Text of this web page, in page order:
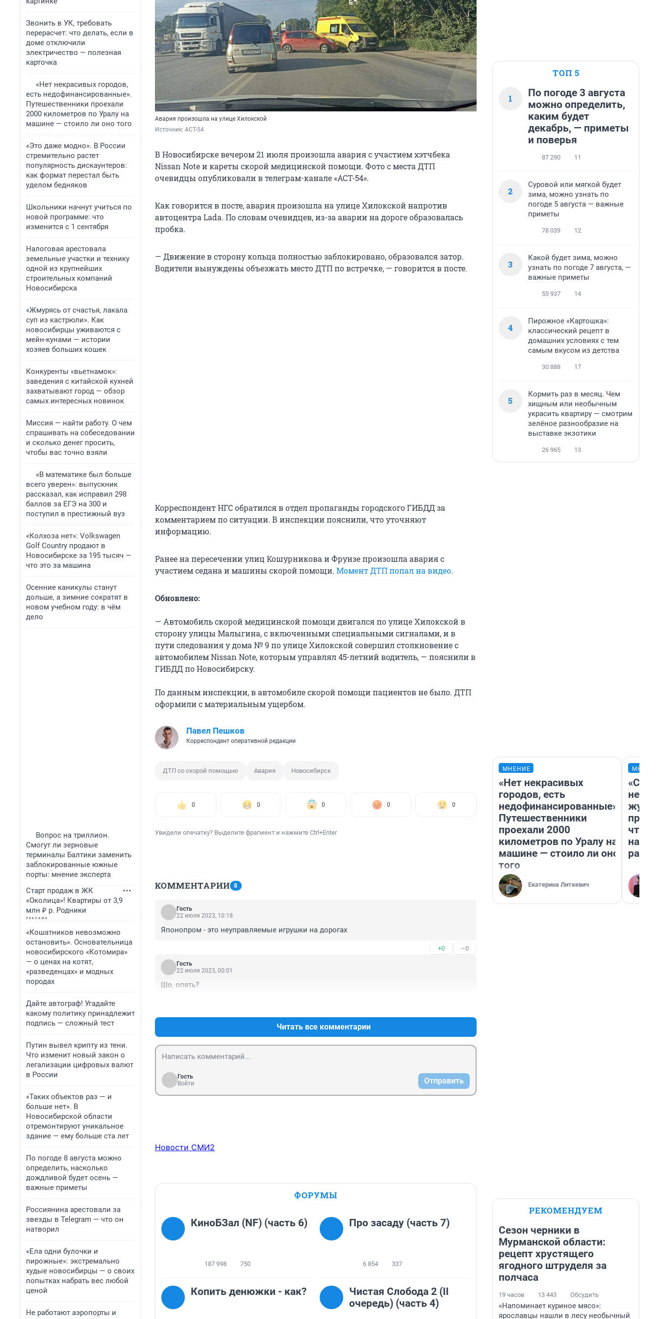
Звонить в УК, требовать
перерасчет: что делать, если в
доме отключили
электричество — полезная
карточка
«Нет некрасивых городов,
есть недофинансированные».
Путешественники проехали
2000 километров по Уралу на
машине — стоило ли оно того
«Это даже модно». В России
стремительно растет
популярность дискаунтеров:
как формат перестал быть
уделом бедняков
Школьники начнут учиться по
новой программе: что
изменится с 1 сентября
Налоговая арестовала
земельные участки и технику
одной из крупнейших
строительных компаний
Новосибирска
«Жмурясь от счастья, лакала
суп из кастрюли». Как
новосибирцы уживаются с
мейн-кунами — истории
хозяев больших кошек
Конкуренты «вьетнамок»:
заведения с китайской кухней
захватывают город — обзор
самых интересных новинок
Миссия — найти работу. О чем
спрашивать на собеседовании
и сколько денег просить,
чтобы вас точно взяли
«В математике был больше
всего уверен»: выпускник
рассказал, как исправил 298
баллов за ЕГЭ на 300 и
поступил в престижный вуз
«Колхоза нет»: Volkswagen
Golf Сountry продают в
Новосибирске за 195 тысяч —
что это за машина
Осенние каникулы станут
дольше, а зимние сократят в
новом учебном году: в чём
дело
Вопрос на триллион.
Смогут ли зерновые
терминалы Балтики заменить
заблокированные южные
порты: мнение эксперта
Старт продаж в ЖК
«Околица»! Квартиры от 3,9
млн ₽ р. Родники
«Кошатников невозможно
остановить». Основательница
новосибирского «Котомира»
— о ценах на котят,
«разведенцах» и модных
породах
Дайте автограф! Угадайте
какому политику принадлежит
подпись — сложный тест
Путин вывел крипту из тени.
Что изменит новый закон о
легализации цифровых валют
в России
«Таких объектов раз — и
больше нет». В
Новосибирской области
отремонтируют уникальное
здание — ему больше ста лет
По погоде 8 августа можно
определить, насколько
дождливой будет осень —
важные приметы
Россиянина арестовали за
звезды в Telegram — что он
натворил
«Ела одни булочки и
пирожные»: экстремально
худые новосибирцы — о своих
попытках набрать вес любой
ценой
Не работают аэропорты и
Авария произошла на улице Хилокской
Источник: АСТ-54
В Новосибирске вечером 21 июля произошла авария с участием хэтчбека
Nissan Note и кареты скорой медицинской помощи. Фото с места ДТП
очевидцы опубликовали в телеграм-канале «АСТ-54».
Как говорится в посте, авария произошла на улице Хилокской напротив
автоцентра Lada. По словам очевидцев, из-за аварии на дороге образовалась
пробка.
— Движение в сторону кольца полностью заблокировано, образовался затор.
Водители вынуждены объезжать место ДТП по встречке, — говорится в посте.
Корреспондент НГС обратился в отдел пропаганды городского ГИБДД за
комментарием по ситуации. В инспекции пояснили, что уточняют
информацию.
Ранее на пересечении улиц Кошурникова и Фрунзе произошла авария с
участием седана и машины скорой помощи. Момент ДТП попал на видео.
Обновлено:
— Автомобиль скорой медицинской помощи двигался по улице Хилокской в
сторону улицы Малыгина, с включенными специальными сигналами, и в
пути следования у дома № 9 по улице Хилокской совершил столкновение с
автомобилем Nissan Note, которым управлял 45-летний водитель, — пояснили в
ГИБДД по Новосибирску.
По данным инспекции, в автомобиле скорой помощи пациентов не было. ДТП
оформили с материальным ущербом.
Павел Пешков
Корреспондент оперативной редакции
ДТП со скорой помощью Авария Новосибирск
0 0 0 0 0
Увидели опечатку? Выделите фрагмент и нажмите Ctrl+Enter
КОММЕНТАРИИ 8
Гость
22 июля 2023, 10:18
Японопром - это неуправляемые игрушки на дорогах
+0 –0
Гость
22 июля 2023, 00:01
Шо, опять?
Читать все комментарии
Гость
Войти
Отправить
Новости СМИ2
ФОРУМЫ
КиноБЗал (NF) (часть 6)
187 998 750
Про засаду (часть 7)
6 854 337
Копить денюжки - как?
Чистая Слобода 2 (II
очередь) (часть 4)
ТОП 5
1
По погоде 3 августа
можно определить,
каким будет
декабрь, — приметы
и поверья
87 290 11
2
Суровой или мягкой будет
зима, можно узнать по
погоде 5 августа — важные
приметы
78 039 12
3
Какой будет зима, можно
узнать по погоде 7 августа, —
важные приметы
55 937 14
4
Пирожное «Картошка»:
классический рецепт в
домашних условиях с тем
самым вкусом из детства
30 888 17
5
Кормить раз в месяц. Чем
хищным или необычным
украсить квартиру — смотрим
зелёное разнообразие на
выставке экзотики
26 965 13
МНЕНИЕ
«Нет некрасивых
городов, есть
недофинансированные».
Путешественники
проехали 2000
километров по Уралу на
машине — стоило ли оно
того
Екатерина Литкевич
на
ради
РЕКОМЕНДУЕМ
Сезон черники в
Мурманской области:
рецепт хрустящего
ягодного штруделя за
полчаса
19 часов 13 443 Обсудить
«Напоминает куриное мясо»:
ярославцы нашли в лесу необычный